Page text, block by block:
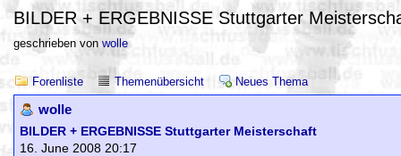
BILDER + ERGEBNISSE Stuttgarter
geschrieben von wolle
Forenliste Themenübersicht Neues Thema
wolle
BILDER + ERGEBNISSE Stuttgarter Meisterschaft
16. June 2008 20:17